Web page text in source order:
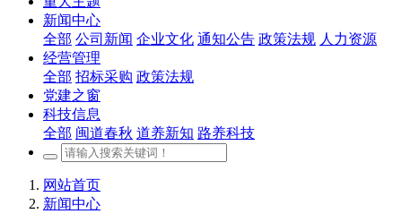
新闻中心
全部 公司新闻 企业文化 通知公告 政策法规 人力资源
经营管理
全部 招标采购 政策法规
党建之窗
科技信息
全部 闽道春秋 道养新知 路养科技
网站首页
新闻中心